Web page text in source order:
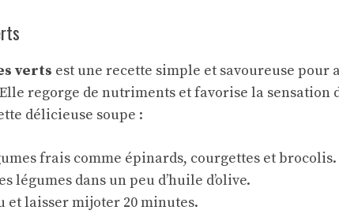
verts est une recette simple et savoureuse pour
regorge de nutriments et favorise la sensation
délicieuse soupe :
frais comme épinards, courgettes et brocolis.
légumes dans un peu d’huile d’olive.
et laisser mijoter 20 minutes.